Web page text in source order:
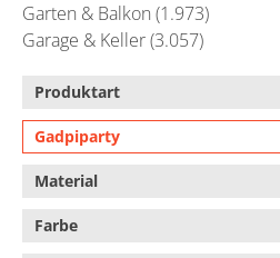
Garten & Balkon (1.973)
Garage & Keller (3.057)
Produktart
Gadpiparty
Material
Farbe